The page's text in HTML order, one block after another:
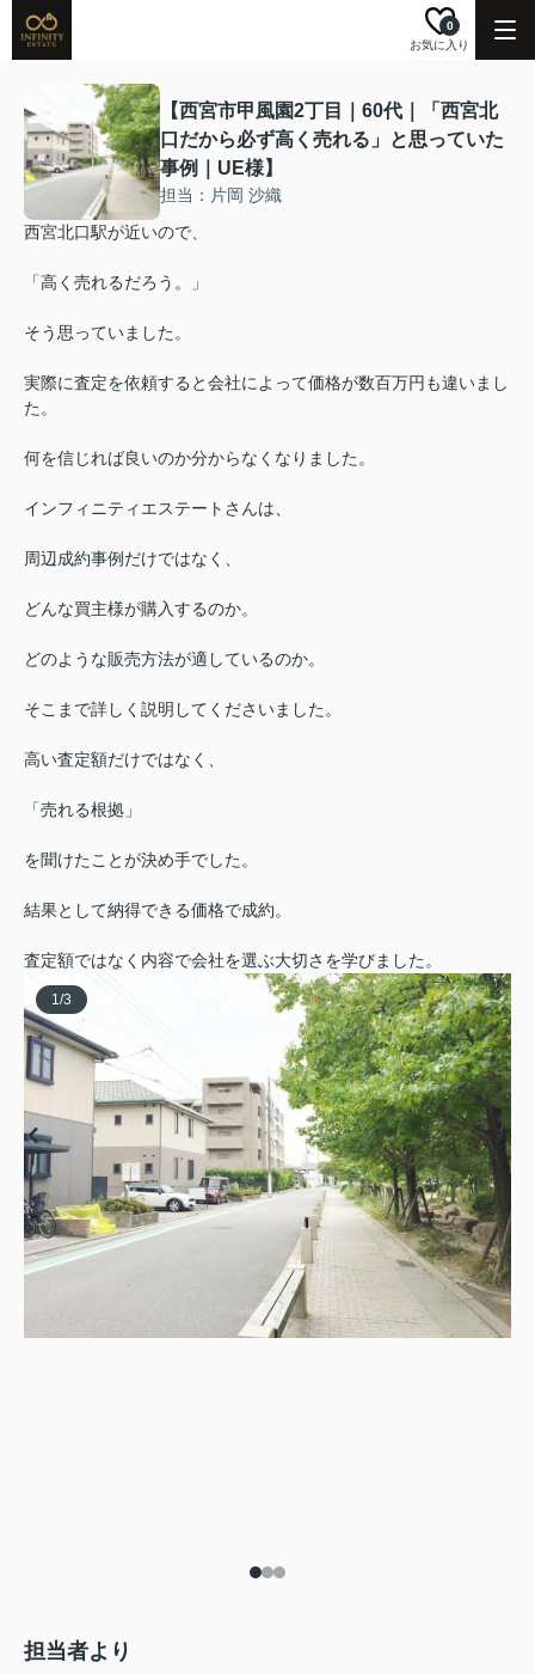
お気に入り
0
【西宮市甲風園2丁目｜60代｜「西宮北
口だから必ず高く売れる」と思っていた
事例｜UE様】
担当：片岡 沙織
西宮北口駅が近いので、
「高く売れるだろう。」
そう思っていました。
実際に査定を依頼すると会社によって価格が数百万円も違いまし
た。
何を信じれば良いのか分からなくなりました。
インフィニティエステートさんは、
周辺成約事例だけではなく、
どんな買主様が購入するのか。
どのような販売方法が適しているのか。
そこまで詳しく説明してくださいました。
高い査定額だけではなく、
「売れる根拠」
を聞けたことが決め手でした。
結果として納得できる価格で成約。
査定額ではなく内容で会社を選ぶ大切さを学びました。
1/3
担当者より